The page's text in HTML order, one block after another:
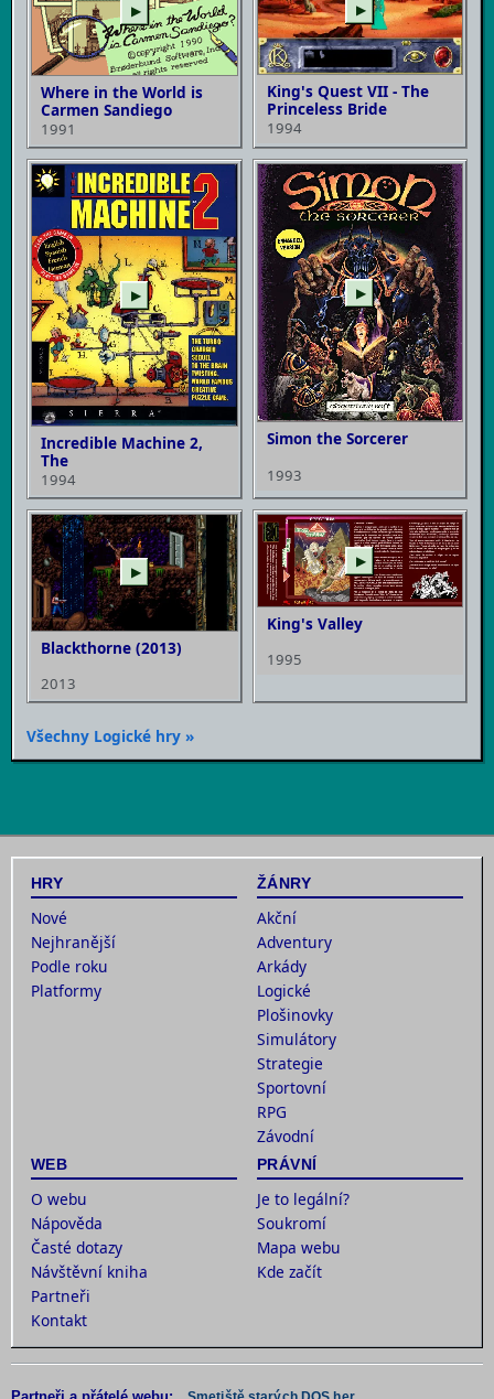
▶
Where in the World is
Carmen Sandiego
1991
▶
King's Quest VII - The
Princeless Bride
1994
▶
Incredible Machine 2,
The
1994
▶
Simon the Sorcerer
1993
▶
Blackthorne (2013)
2013
▶
King's Valley
1995
Všechny Logické hry »
HRY
Nové
Nejhranější
Podle roku
Platformy
ŽÁNRY
Akční
Adventury
Arkády
Logické
Plošinovky
Simulátory
Strategie
Sportovní
RPG
Závodní
WEB
O webu
Nápověda
Časté dotazy
Návštěvní kniha
Partneři
Kontakt
PRÁVNÍ
Je to legální?
Soukromí
Mapa webu
Kde začít
Smetiště starých DOS her